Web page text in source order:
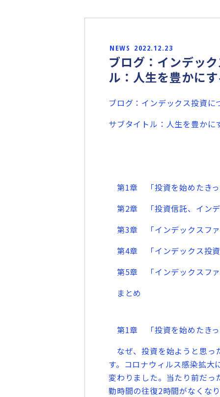
NEWS 2022.12.23
ブログ：インデッ
ル：人生を豊かに
ブログ：インデックス投資に
サブタイトル：人生を豊かに
第1章 「投資を始めたき
第2章 「投資信託、イン
第3章 「インデックスフ
第4章 「インデックス投資
第5章 「インデックスフ
まとめ
第1章 「投資を始めたき
なぜ、投資を始ようと思っ
す。コロナウィルス感染拡
変わりました。当たり前だ
勤時間の往復2時間がなくな